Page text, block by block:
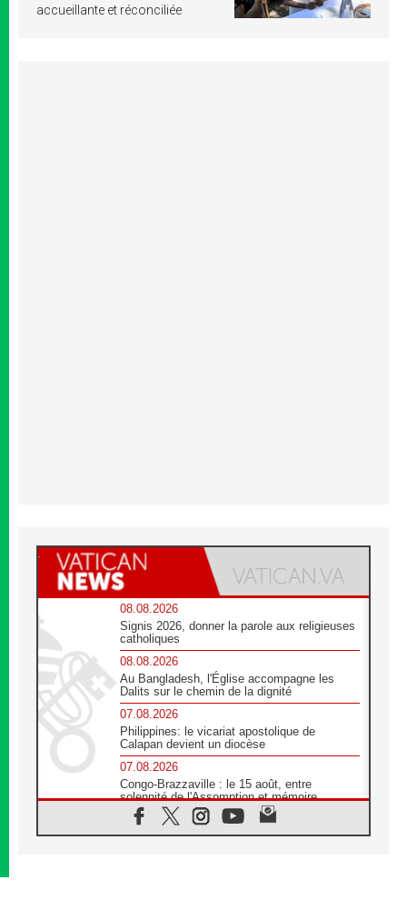
accueillante et réconciliée
08.08.2026
Signis 2026, donner la parole aux religieuses
catholiques
08.08.2026
Au Bangladesh, l'Église accompagne les
Dalits sur le chemin de la dignité
07.08.2026
Philippines: le vicariat apostolique de
Calapan devient un diocèse
07.08.2026
Congo-Brazzaville : le 15 août, entre
solennité de l'Assomption et mémoire
nationale
07.08.2026